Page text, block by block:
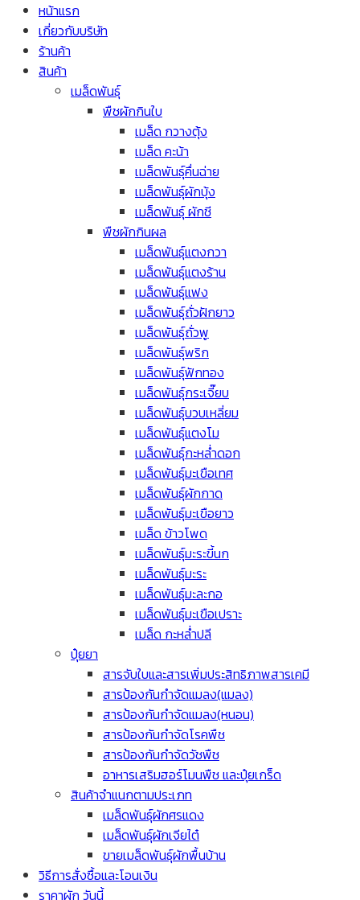
หน้าแรก
เกี่ยวกับบริษัท
ร้านค้า
สินค้า
เมล็ดพันธุ์
พืชผักกินใบ
เมล็ด กวางตุ้ง
เมล็ด คะน้า
เมล็ดพันธุ์คื่นฉ่าย
เมล็ดพันธุ์ผักบุ้ง
เมล็ดพันธุ์ ผักชี
พืชผักกินผล
เมล็ดพันธุ์แตงกวา
เมล็ดพันธุ์แตงร้าน
เมล็ดพันธุ์แฟง
เมล็ดพันธุ์ถั่วฝักยาว
เมล็ดพันธุ์ถั่วพู
เมล็ดพันธุ์พริก
เมล็ดพันธุ์ฟักทอง
เมล็ดพันธุ์กระเจี๊ยบ
เมล็ดพันธุ์บวบเหลี่ยม
เมล็ดพันธุ์แตงโม
เมล็ดพันธุ์กะหล่ำดอก
เมล็ดพันธุ์มะเขือเทศ
เมล็ดพันธุ์ผักกาด
เมล็ดพันธุ์มะเขือยาว
เมล็ด ข้าวโพด
เมล็ดพันธุ์มะระขี้นก
เมล็ดพันธุ์มะระ
เมล็ดพันธุ์มะละกอ
เมล็ดพันธุ์มะเขือเปราะ
เมล็ด กะหล่ำปลี
ปุ๋ยยา
สารจับใบและสารเพิ่มประสิทธิภาพสารเคมี
สารป้องกันกำจัดแมลง(แมลง)
สารป้องกันกำจัดแมลง(หนอน)
สารป้องกันกำจัดโรคพืช
สารป้องกันกำจัดวัชพืช
อาหารเสริมฮอร์โมนพืช และปุ๋ยเกร็ด
สินค้าจำแนกตามประเภท
เมล็ดพันธุ์ผักศรแดง
เมล็ดพันธุ์ผักเจียไต๋
ขายเมล็ดพันธุ์ผักพื้นบ้าน
วิธีการสั่งซื้อและโอนเงิน
ราคาผัก วันนี้